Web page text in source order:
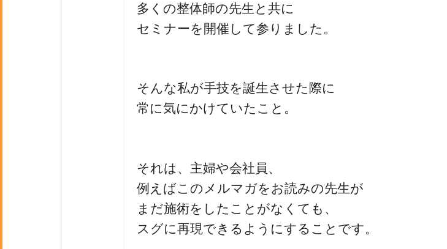
多くの整体師の先生と共に
セミナーを開催して参りました。
そんな私が手技を誕生させた際に
常に気にかけていたこと。
それは、主婦や会社員、
例えばこのメルマガをお読みの先生が
まだ施術をしたことがなくても、
スグに再現できるようにすることです。